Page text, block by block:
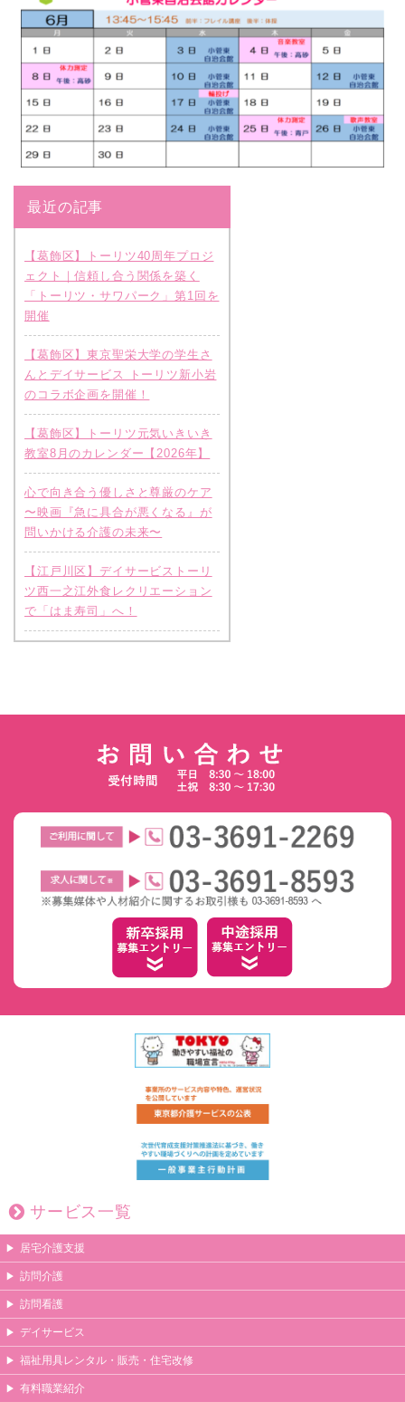
最近の記事
【葛飾区】トーリツ40周年プロジ
ェクト｜信頼し合う関係を築く
「トーリツ・サワパーク」第1回を
開催
【葛飾区】東京聖栄大学の学生さ
んとデイサービス トーリツ新小岩
のコラボ企画を開催！
【葛飾区】トーリツ元気いきいき
教室8月のカレンダー【2026年】
心で向き合う優しさと尊厳のケア
〜映画『急に具合が悪くなる』が
問いかける介護の未来〜
【江戸川区】デイサービストーリ
ツ西一之江外食レクリエーション
で「はま寿司」へ！
サービス一覧
居宅介護支援
訪問介護
訪問看護
デイサービス
福祉用具レンタル・販売・住宅改修
有料職業紹介